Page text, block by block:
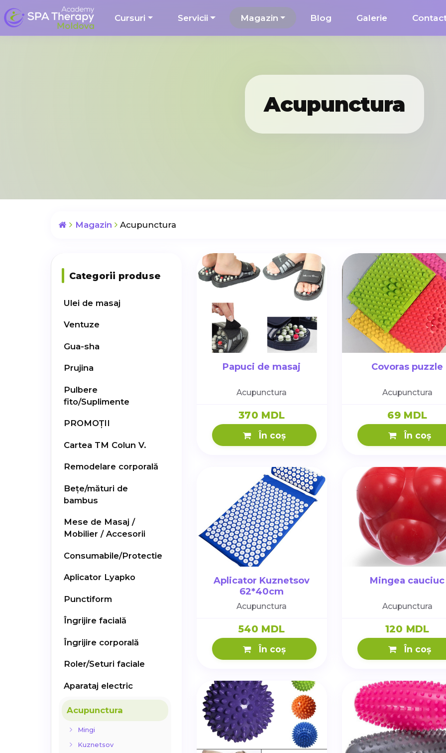
Cursuri Servicii Magazin Blog Galerie
Acupunctura
Magazin Acupunctura
Categorii produse
Ulei de masaj
Ventuze
Gua-sha
Prujina
Pulbere
fito/Suplimente
PROMOȚII
Cartea TM Colun V.
Remodelare corporală
Bețe/mături de
bambus
Mese de Masaj /
Mobilier / Accesorii
Consumabile/Protectie
Aplicator Lyapko
Punctiform
Îngrijire facială
Îngrijire corporală
Roler/Seturi faciale
Aparataj electric
Acupunctura
Mingi
Kuznetsov
Papuci de masaj
Acupunctura
370 MDL
În coș
Covoras puzzle
Acupunctura
69 MDL
În coș
Aplicator Kuznetsov
62*40cm
Acupunctura
540 MDL
În coș
Mingea cauciuc
Acupunctura
120 MDL
În coș